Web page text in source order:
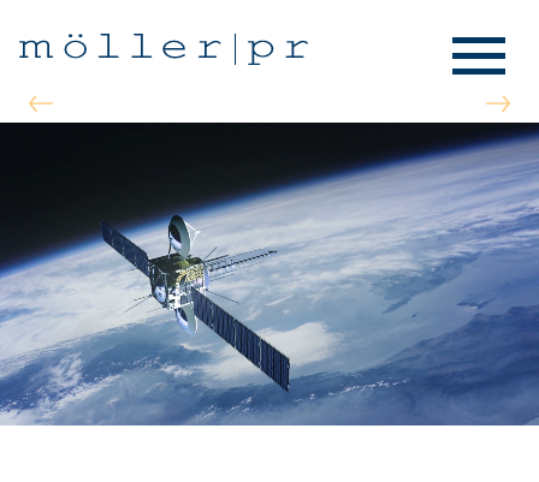
Previous Next